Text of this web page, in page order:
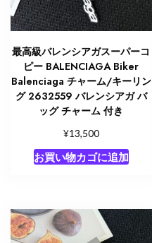
最高級バレンシアガスーパーコ
ピー BALENCIAGA Biker
Balenciaga チャーム/キーリン
グ 2632559 バレンシアガ バ
ッグ チャーム 付き
¥13,500
お買い物カゴに追加